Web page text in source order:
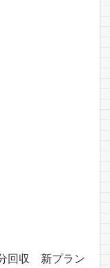
回収 新プラン